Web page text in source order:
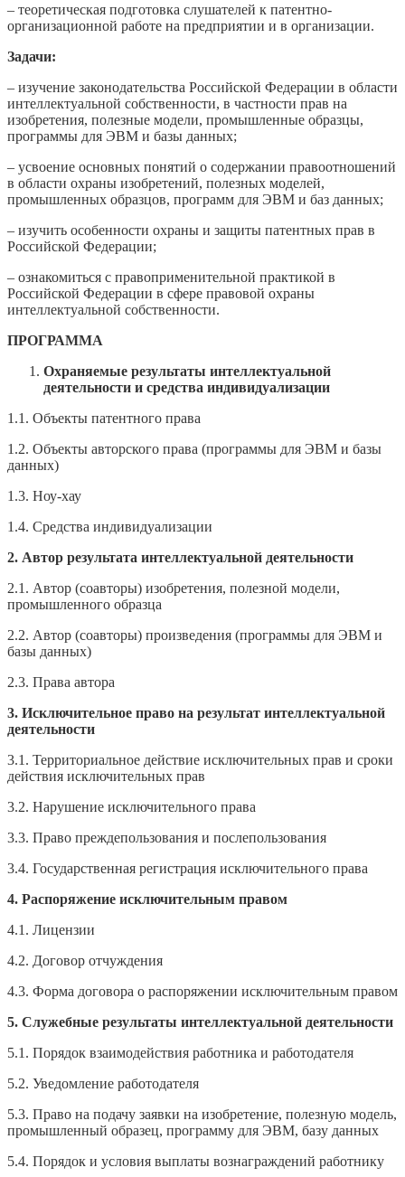
– теоретическая подготовка слушателей к патентно-
организационной работе на предприятии и в организации.
Задачи:
– изучение законодательства Российской Федерации в области
интеллектуальной собственности, в частности прав на
изобретения, полезные модели, промышленные образцы,
программы для ЭВМ и базы данных;
– усвоение основных понятий о содержании правоотношений
в области охраны изобретений, полезных моделей,
промышленных образцов, программ для ЭВМ и баз данных;
– изучить особенности охраны и защиты патентных прав в
Российской Федерации;
– ознакомиться с правоприменительной практикой в
Российской Федерации в сфере правовой охраны
интеллектуальной собственности.
ПРОГРАММА
Охраняемые результаты интеллектуальной
деятельности и средства индивидуализации
1.1. Объекты патентного права
1.2. Объекты авторского права (программы для ЭВМ и базы
данных)
1.3. Ноу-хау
1.4. Средства индивидуализации
2. Автор результата интеллектуальной деятельности
2.1. Автор (соавторы) изобретения, полезной модели,
промышленного образца
2.2. Автор (соавторы) произведения (программы для ЭВМ и
базы данных)
2.3. Права автора
3. Исключительное право на результат интеллектуальной
деятельности
3.1. Территориальное действие исключительных прав и сроки
действия исключительных прав
3.2. Нарушение исключительного права
3.3. Право преждепользования и послепользования
3.4. Государственная регистрация исключительного права
4. Распоряжение исключительным правом
4.1. Лицензии
4.2. Договор отчуждения
4.3. Форма договора о распоряжении исключительным правом
5. Служебные результаты интеллектуальной деятельности
5.1. Порядок взаимодействия работника и работодателя
5.2. Уведомление работодателя
5.3. Право на подачу заявки на изобретение, полезную модель,
промышленный образец, программу для ЭВМ, базу данных
5.4. Порядок и условия выплаты вознаграждений работнику